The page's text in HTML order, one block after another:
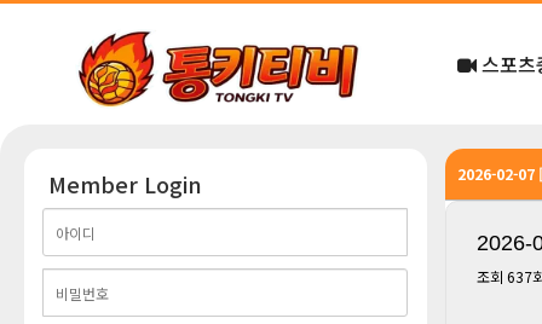
스포츠
2026-02-07
2026-
조회 637
Member Login